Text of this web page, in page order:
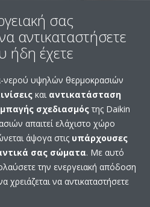
σας
αντικαταστήσετε
ήδη έχετε
νερού υψηλών θερμοκρασιών
και αντικατάσταση
σχεδιασμός της Daikin
απαιτεί ελάχιστο χώρο
άψογα στις υπάρχουσες
σας σώματα. Με αυτό
την ενεργειακή απόδοση
χρειάζεται να αντικαταστήσετε